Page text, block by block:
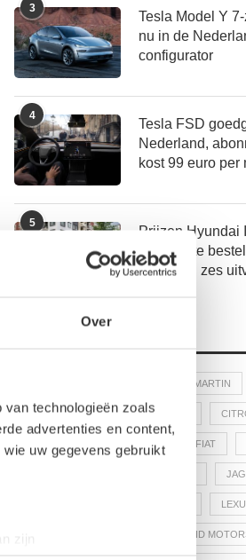
Over
technologieën zoals
advertenties en content,
uw gegevens gebruikt
zijn
3
Tesla Model Y
nu in de
configurator
4
Tesla FSD
Nederland,
kost 99 euro per
5
Prijzen Hyundai
bekend, te
27.995 in zes
ASTON MARTIN
BMW BYD CHEVROLET
DS FIAT
LUCID